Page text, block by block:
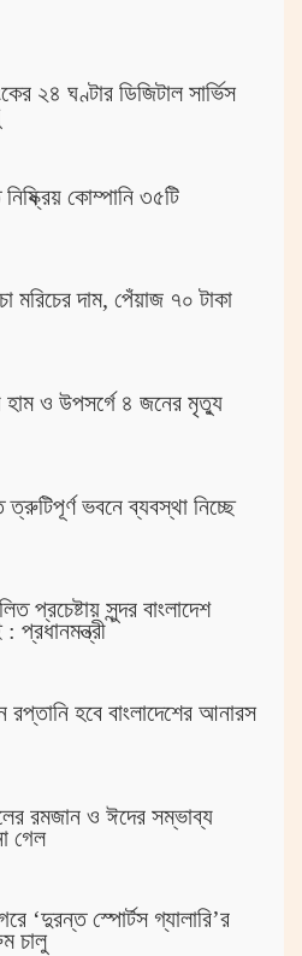
২৪ ঘণ্টার ডিজিটাল সার্ভিস
কোম্পানি ৩৫টি
মরিচের দাম, পেঁয়াজ ৭০ টাকা
হাম ও উপসর্গে ৪ জনের মৃত্যু
ত্রুটিপূর্ণ ভবনে ব্যবস্থা নিচ্ছে
প্রচেষ্টায় সুন্দর বাংলাদেশ
প্রধানমন্ত্রী
রপ্তানি হবে বাংলাদেশের আনারস
রমজান ও ঈদের সম্ভাব্য
গেল
‘দুরন্ত স্পোর্টস গ্যালারি’র
চালু